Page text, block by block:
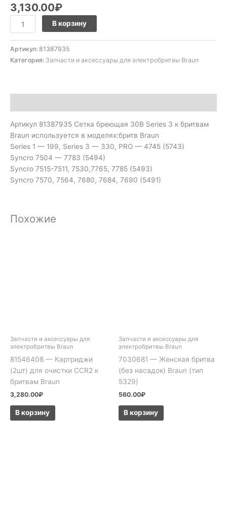
3,130.00₽
В корзину
Артикул: 81387935
Категория: Запчасти и аксессуары для электробритвы Braun
Артикул 81387935 Сетка бреющая 30B Series 3 к бритвам
Braun используется в моделях:бритв Braun
Series 1 — 199, Series 3 — 330, PRO — 4745 (5743)
Syncro 7504 — 7783 (5494)
Syncro 7515-7511, 7530,7765, 7785 (5493)
Syncro 7570, 7564, 7680, 7684, 7690 (5491)
Похожие
Запчасти и аксессуары для
электробритвы Braun
81546408 — Картриджи
(2шт) для очистки CCR2 к
бритвам Braun
3,280.00₽
В корзину
Запчасти и аксессуары для
электробритвы Braun
7030681 — Женская бритва
(без насадок) Braun (тип
5329)
560.00₽
В корзину